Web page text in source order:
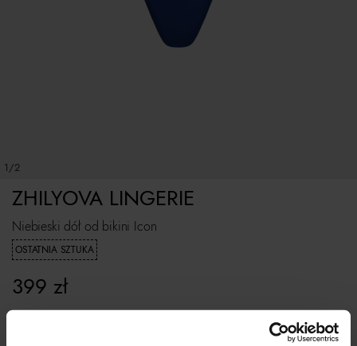
1/2
Niebieski dół od bikini Icon
OSTATNIA SZTUKA
ZHILYOVA LINGERIE
399 zł